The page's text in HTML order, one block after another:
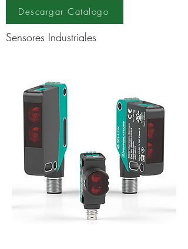
Descargar Catalogo
Sensores Industriales